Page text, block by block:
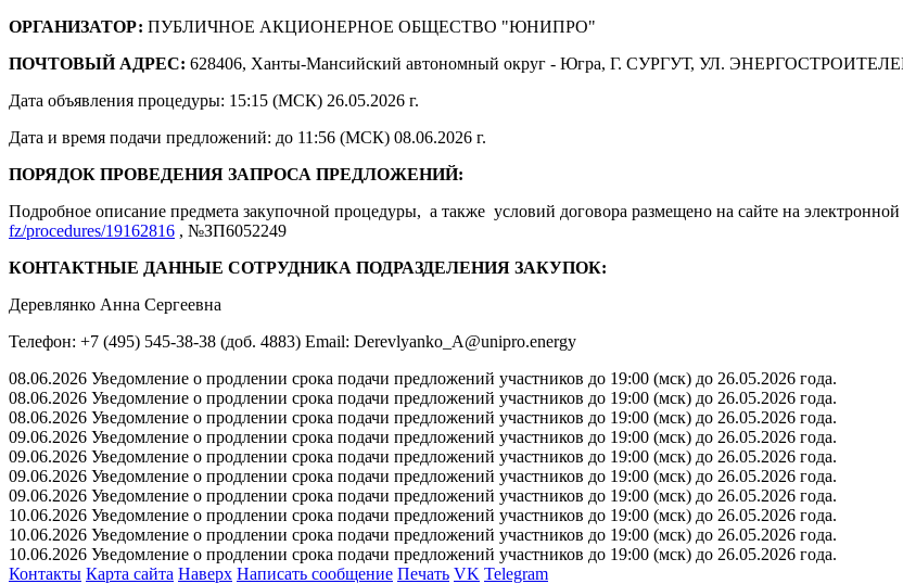
ОРГАНИЗАТОР: ПУБЛИЧНОЕ АКЦИОНЕРНОЕ ОБЩЕСТВО "ЮНИПРО"
ПОЧТОВЫЙ АДРЕС: 628406, Ханты-Мансийский автономный округ - Югра, Г. СУРГУТ, УЛ.
Дата объявления процедуры: 15:15 (МСК) 26.05.2026 г.
Дата и время подачи предложений: до 11:56 (МСК) 08.06.2026 г.
ПОРЯДОК ПРОВЕДЕНИЯ ЗАПРОСА ПРЕДЛОЖЕНИЙ:
Подробное описание предмета закупочной процедуры, а также условий договора размещено на сайте на
fz/procedures/19162816 , №ЗП6052249
КОНТАКТНЫЕ ДАННЫЕ СОТРУДНИКА ПОДРАЗДЕЛЕНИЯ ЗАКУПОК:
Деревлянко Анна Сергеевна
Телефон: +7 (495) 545-38-38 (доб. 4883) Email: Derevlyanko_A@unipro.energy
08.06.2026 Уведомление о продлении срока подачи предложений участников до 19:00 (мск) до 26.05.2026 года.
08.06.2026 Уведомление о продлении срока подачи предложений участников до 19:00 (мск) до 26.05.2026 года.
08.06.2026 Уведомление о продлении срока подачи предложений участников до 19:00 (мск) до 26.05.2026 года.
09.06.2026 Уведомление о продлении срока подачи предложений участников до 19:00 (мск) до 26.05.2026 года.
09.06.2026 Уведомление о продлении срока подачи предложений участников до 19:00 (мск) до 26.05.2026 года.
09.06.2026 Уведомление о продлении срока подачи предложений участников до 19:00 (мск) до 26.05.2026 года.
09.06.2026 Уведомление о продлении срока подачи предложений участников до 19:00 (мск) до 26.05.2026 года.
10.06.2026 Уведомление о продлении срока подачи предложений участников до 19:00 (мск) до 26.05.2026 года.
10.06.2026 Уведомление о продлении срока подачи предложений участников до 19:00 (мск) до 26.05.2026 года.
10.06.2026 Уведомление о продлении срока подачи предложений участников до 19:00 (мск) до 26.05.2026 года.
Контакты Карта сайта Наверх Написать сообщение Печать VK Telegram